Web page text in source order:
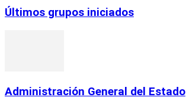
Últimos grupos iniciados
Administración General del Estado